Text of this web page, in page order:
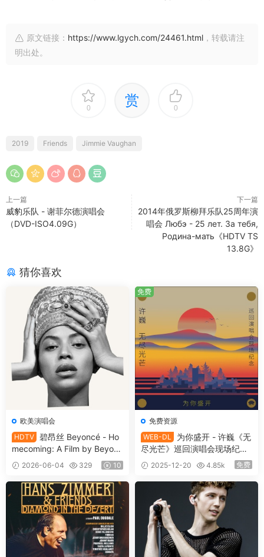
原文链接： https://www.lgych.com/24461.html ，转载请注
明出处。
0 赏 0
2019 Friends Jimmie Vaughan
上一篇
威豹乐队 - 谢菲尔德演唱会
（DVD-ISO4.09G）
下一篇
2014年俄罗斯柳拜乐队25周年演
唱会 Любэ - 25 лет. За тебя,
Родина-мать《HDTV TS
13.8G》
猜你喜欢
欧美演唱会
HDTV 碧昂丝 Beyoncé - Ho
mecoming: A Film by Beyonc
é 2019 [WEB-DL MKV 7.17G]
2026-06-04 329 10
免费资源
WEB-DL
为你盛开 - 许巍《无
尽光芒》巡回演唱会现场纪念
2019 [WEBDL MP4 2.47GB]
2025-12-20 4.85k 免费
免费